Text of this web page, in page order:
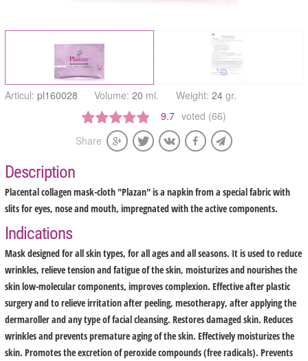
Articul:pl160028 Volume:20 ml. Weight:24 gr.
9.7 voted (66)
Share
Description
Placental collagen mask-cloth "Plazan" is a napkin from a special fabric with
slits for eyes, nose and mouth, impregnated with the active components.
Indications
Mask designed for all skin types, for all ages and all seasons. It is used to reduce
wrinkles, relieve tension and fatigue of the skin, moisturizes and nourishes the
skin low-molecular components, improves complexion. Effective after plastic
surgery and to relieve irritation after peeling, mesotherapy, after applying the
dermaroller and any type of facial cleansing. Restores damaged skin. Reduces
wrinkles and prevents premature aging of the skin. Effectively moisturizes the
skin. Promotes the excretion of peroxide compounds (free radicals). Prevents